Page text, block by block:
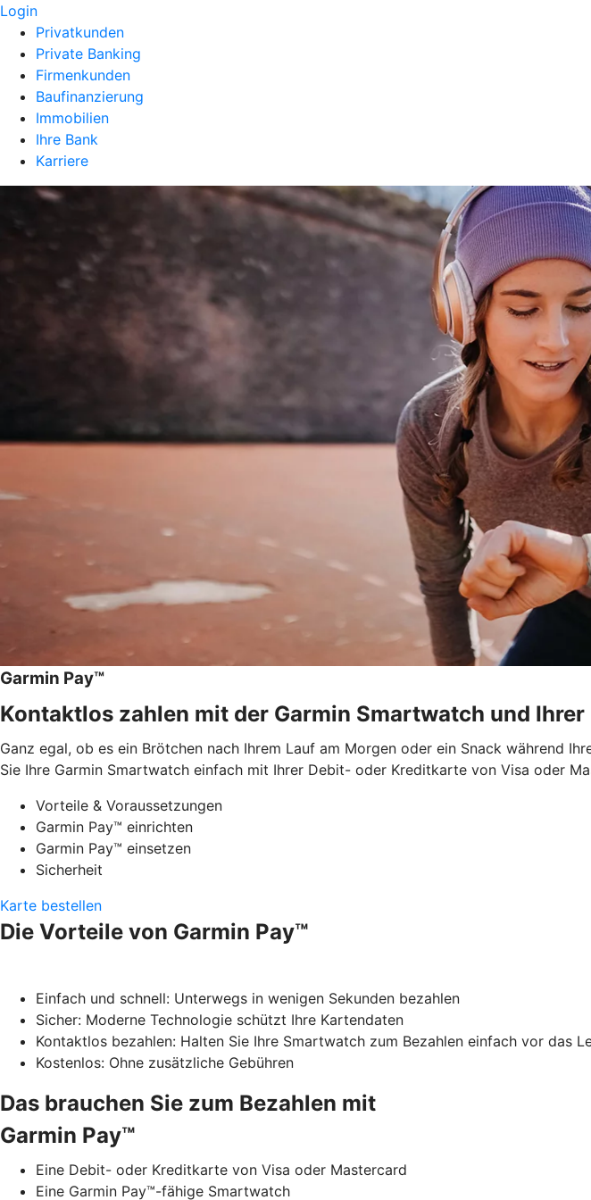
Login
Privatkunden
Private Banking
Firmenkunden
Baufinanzierung
Immobilien
Ihre Bank
Karriere
Garmin Pay™
Kontaktlos zahlen mit der Garmin Smartwatch und
Ganz egal, ob es ein Brötchen nach Ihrem Lauf am Morgen oder ein Snack während
Sie Ihre Garmin Smartwatch einfach mit Ihrer Debit- oder Kreditkarte von Visa oder
Vorteile & Voraussetzungen
Garmin Pay™ einrichten
Garmin Pay™ einsetzen
Sicherheit
Karte bestellen
Die Vorteile von Garmin Pay™
Einfach und schnell: Unterwegs in wenigen Sekunden bezahlen
Sicher: Moderne Technologie schützt Ihre Kartendaten
Kontaktlos bezahlen: Halten Sie Ihre Smartwatch zum Bezahlen einfach vor das
Kostenlos: Ohne zusätzliche Gebühren
Das brauchen Sie zum Bezahlen mit
Garmin Pay™
Eine Debit- oder Kreditkarte von Visa oder Mastercard
Eine Garmin Pay™-fähige Smartwatch